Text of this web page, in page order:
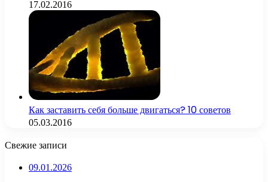
17.02.2016
Как заставить себя больше двигаться? 10 советов
05.03.2016
Свежие записи
09.01.2026